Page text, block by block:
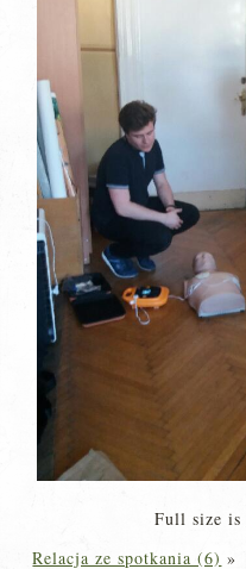
Full size is
Relacja ze spotkania (6) »